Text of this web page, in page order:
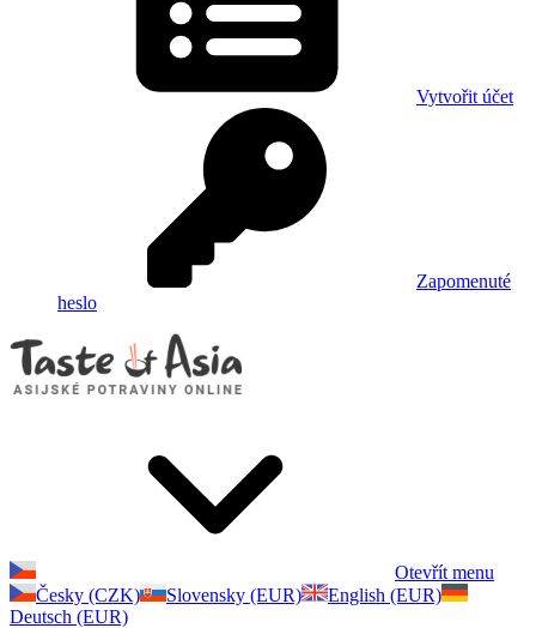
Vytvořit účet
Zapomenuté
heslo
Otevřít menu
Česky (CZK)
Slovensky (EUR)
English (EUR)
Deutsch (EUR)